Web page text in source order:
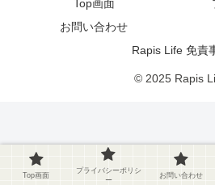
Top画面
お問い合わせ
Rapis Life 免責
© 2025 Rapis
Top画面
プライバシーポリシ
ー
お問い合わせ